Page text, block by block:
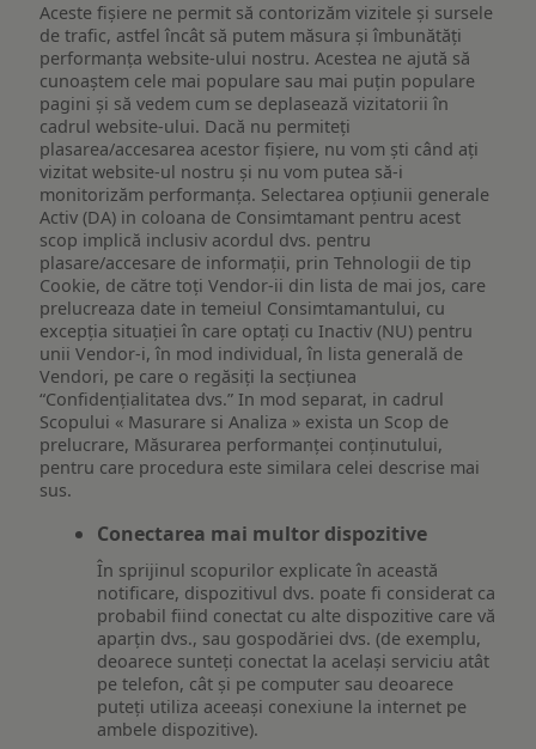
Aceste fișiere ne permit să contorizăm vizitele și sursele
de trafic, astfel încât să putem măsura și îmbunătăți
performanța website-ului nostru. Acestea ne ajută să
cunoaștem cele mai populare sau mai puțin populare
pagini și să vedem cum se deplasează vizitatorii în
cadrul website-ului. Dacă nu permiteți
plasarea/accesarea acestor fișiere, nu vom ști când ați
vizitat website-ul nostru și nu vom putea să-i
monitorizăm performanța. Selectarea opțiunii generale
Activ (DA) in coloana de Consimtamant pentru acest
scop implică inclusiv acordul dvs. pentru
plasare/accesare de informații, prin Tehnologii de tip
Cookie, de către toți Vendor-ii din lista de mai jos, care
prelucreaza date in temeiul Consimtamantului, cu
excepția situației în care optați cu Inactiv (NU) pentru
unii Vendor-i, în mod individual, în lista generală de
Vendori, pe care o regăsiți la secțiunea
“Confidențialitatea dvs.” In mod separat, in cadrul
Scopului « Masurare si Analiza » exista un Scop de
prelucrare, Măsurarea performanței conținutului,
pentru care procedura este similara celei descrise mai
sus.
Conectarea mai multor dispozitive
În sprijinul scopurilor explicate în această
notificare, dispozitivul dvs. poate fi considerat ca
probabil fiind conectat cu alte dispozitive care vă
aparțin dvs., sau gospodăriei dvs. (de exemplu,
deoarece sunteți conectat la același serviciu atât
pe telefon, cât și pe computer sau deoarece
puteți utiliza aceeași conexiune la internet pe
ambele dispozitive).